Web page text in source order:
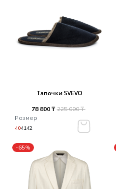
Тапочки SVEVO
78 800 ₸ 225 000 ₸
Размер
404142
-65%